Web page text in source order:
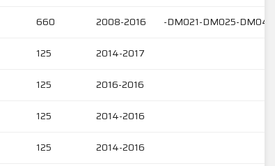
660 2008-2016 -DM021-DM025-DM041
125 2014-2017
125 2016-2016
125 2014-2016
125 2014-2016